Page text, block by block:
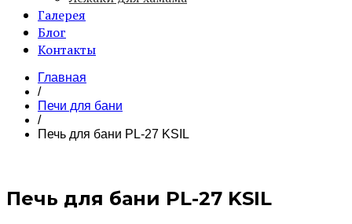
Галерея
Блог
Контакты
Главная
/
Печи для бани
/
Печь для бани PL-27 KSIL
Печь для бани PL-27 KSIL